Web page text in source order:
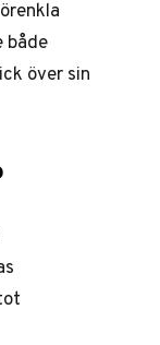
både
över sin